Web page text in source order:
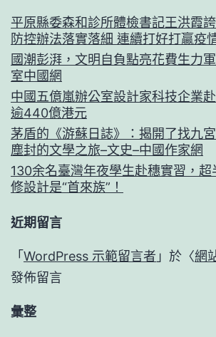
平原縣委森和診所體檢書記王洪霞
防控辦法落實落細 連續打好打贏疫
國潮彭湃，文明自負點亮花費生力
室中國網
中國五億嵐辦公室設計家科技企業
逾440億港元
茅盾的《游蘇日誌》：揭開了找九
塵封的文學之旅–文史–中國作家網
130余名臺灣年夜學生赴穗實習，
修設計是“首來族”！
近期留言
「 WordPress 示範留言者 」於〈網
發佈留言
彙整